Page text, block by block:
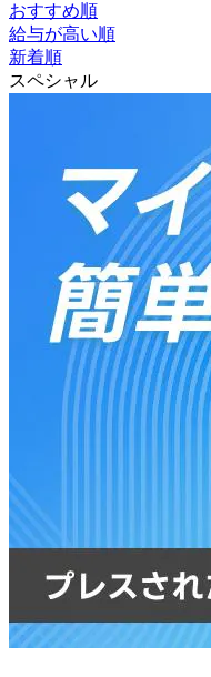
おすすめ順
給与が高い順
新着順
スペシャル